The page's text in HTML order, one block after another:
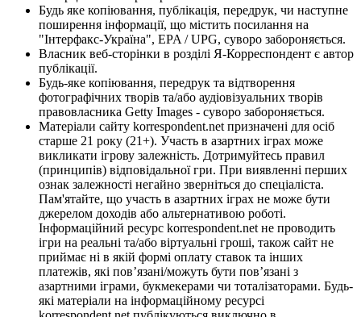
Будь яке копіювання, публікація, передрук, чи наступне
поширення інформації, що містить посилання на
"Інтерфакс-Україна", EPA / UPG, суворо забороняється.
Власник веб-сторінки в розділі Я-Корреспондент є автор
публікації.
Будь-яке копіювання, передрук та відтворення
фотографічних творів та/або аудіовізуальних творів
правовласника Getty Images - суворо забороняється.
Матеріали сайту korrespondent.net призначені для осіб
старше 21 року (21+). Участь в азартних іграх може
викликати ігрову залежність. Дотримуйтесь правил
(принципів) відповідальної гри. При виявленні перших
ознак залежності негайно зверніться до спеціаліста.
Пам'ятайте, що участь в азартних іграх не може бути
джерелом доходів або альтернативою роботі.
Інформаційний ресурс korrespondent.net не проводить
ігри на реальні та/або віртуальні гроші, також сайт не
приймає ні в якій формі оплату ставок та інших
платежів, які пов’язані/можуть бути пов’язані з
азартними іграми, букмекерами чи тоталізаторами. Будь-
які матеріали на інформаційному ресурсі